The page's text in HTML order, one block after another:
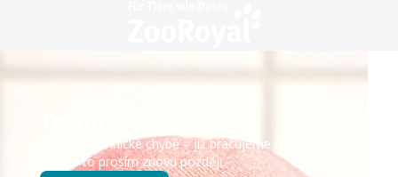
Došlo k technické chybě – již pracujeme na opravě.
Zkuste to prosím znovu později.